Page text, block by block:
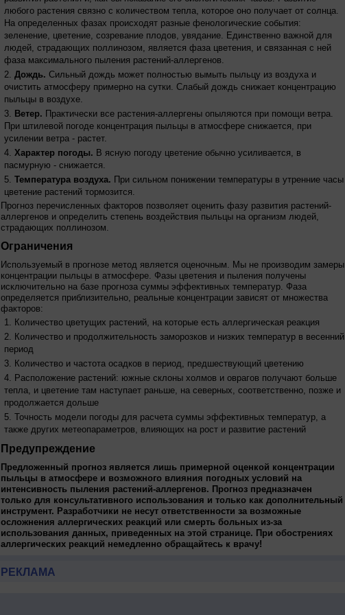
любого растения связно с количеством тепла, которое оно получает от солнца.
На определенных фазах происходят разные фенологические события:
зеленение, цветение, созревание плодов, увядание. Единственно важной для
людей, страдающих поллинозом, является фаза цветения, и связанная с ней
фаза максимального пыления растений-аллергенов.
Дождь. Сильный дождь может полностью вымыть пыльцу из воздуха и
очистить атмосферу примерно на сутки. Слабый дождь снижает концентрацию
пыльцы в воздухе.
Ветер. Практически все растения-аллергены опыляются при помощи ветра.
При штилевой погоде концентрация пыльцы в атмосфере снижается, при
усилении ветра - растет.
Характер погоды. В ясную погоду цветение обычно усиливается, в
пасмурную - снижается.
Температура воздуха. При сильном понижении температуры в утренние часы
цветение растений тормозится.
Прогноз перечисленных факторов позволяет оценить фазу развития растений-
аллергенов и определить степень воздействия пыльцы на организм людей,
страдающих поллинозом.
Ограничения
Используемый в прогнозе метод является оценочным. Мы не производим замеры
концентрации пыльцы в атмосфере. Фазы цветения и пыления получены
исключительно на базе прогноза суммы эффективных температур. Фаза
определяется приблизительно, реальные концентрации зависят от множества
факторов:
Количество цветущих растений, на которые есть аллергическая реакция
Количество и продолжительность заморозков и низких температур в весенний
период
Количество и частота осадков в период, предшествующий цветению
Расположение растений: южные склоны холмов и оврагов получают больше
тепла, и цветение там наступает раньше, на северных, соответственно, позже и
продолжается дольше
Точность модели погоды для расчета суммы эффективных температур, а
также других метеопараметров, влияющих на рост и развитие растений
Предупреждение
Предложенный прогноз является лишь примерной оценкой концентрации
пыльцы в атмосфере и возможного влияния погодных условий на
интенсивность пыления растений-аллергенов. Прогноз предназначен
только для консультативного использования и только как дополнительный
инструмент. Разработчики не несут ответственности за возможные
осложнения аллергических реакций или смерть больных из-за
использования данных, приведенных на этой странице. При обострениях
аллергических реакций немедленно обращайтесь к врачу!
РЕКЛАМА